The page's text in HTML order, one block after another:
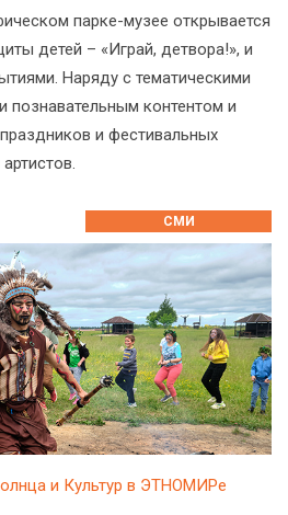
парке-музее открывается
детей – «Играй, детвора!», и
Наряду с тематическими
познавательным контентом и
и фестивальных
СМИ
и Культур в ЭТНОМИРе